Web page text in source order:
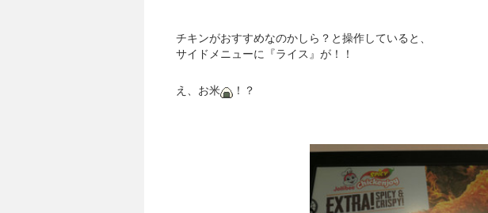
チキンがおすすめなのかしら？と操作していると、
サイドメニューに『ライス』が！！
え、お米 ！？